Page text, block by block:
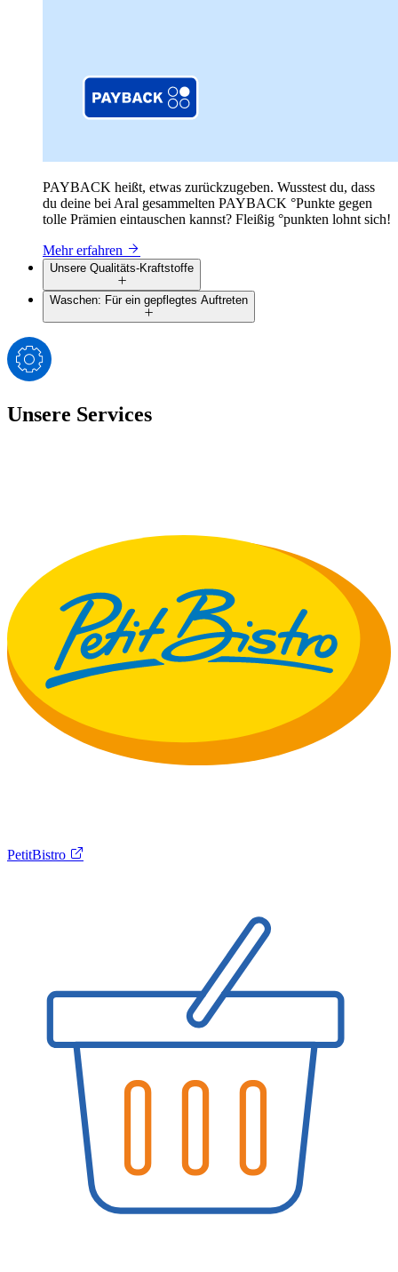
PAYBACK heißt, etwas zurückzugeben. Wusstest du, dass
du deine bei Aral gesammelten PAYBACK °Punkte gegen
tolle Prämien eintauschen kannst? Fleißig °punkten lohnt sich!
Mehr erfahren
Unsere Qualitäts-Kraftstoffe
Waschen: Für ein gepflegtes Auftreten
Unsere Services
PetitBistro